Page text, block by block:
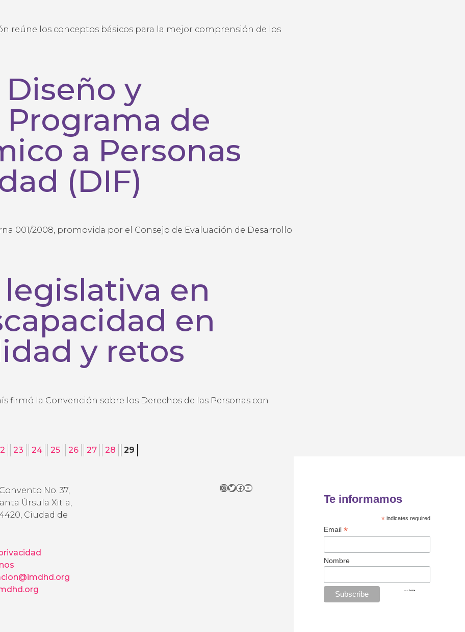
reúne los conceptos básicos para la mejor comprensión de los
y
de
a Personas
(DIF)
001/2008, promovida por el Consejo de Evaluación de Desarrollo
en
en
y retos
firmó la Convención sobre los Derechos de las Personas con
23 24 25 26 27 28 29
No. 37,
Úrsula Xitla,
Ciudad de
Instagram
Twitter
Facebook
YouTube
Te informamos
* indicates required
Email *
Nombre